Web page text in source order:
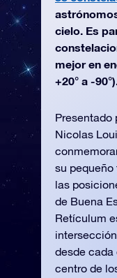
cielo. Es
mejor en
+20° a -
Presentado
Nicolas
su
las
de Buena
Retículum
desde cada
centro de